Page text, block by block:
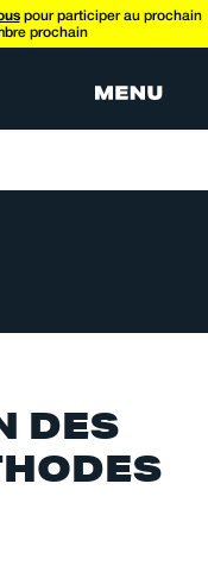
pour participer au prochain
prochain
DES